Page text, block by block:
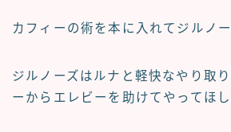
カフィーの術を本に入れてジルノ
ジルノーズはルナと軽快なやり取
ーからエレビーを助けてやってほ